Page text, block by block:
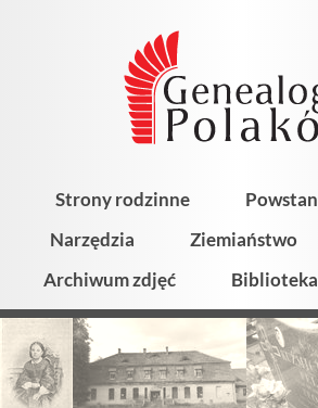
Strony rodzinne
Narzędzia
Ziemiaństwo
Archiwum zdjęć
Biblioteka